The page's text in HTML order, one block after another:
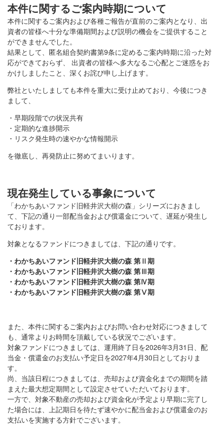
本件に関するご案内時期について
本件に関するご案内および各種ご報告が直前のご案内となり、出
資者の皆様へ十分な準備期間および説明の機会をご提供すること
ができませんでした。
結果として、匿名組合契約書第9条に定めるご案内時期に沿った対
応ができておらず、 出資者の皆様へ多大なるご心配とご迷惑をお
かけしましたこと、深くお詫び申し上げます。
弊社といたしましても本件を重大に受け止めており、今後につき
まして、
・早期段階での状況共有
・定期的な進捗開示
・リスク発生時の速やかな情報開示
を徹底し、再発防止に努めてまいります。
現在発生している事象について
「わかちあいファンド旧軽井沢大樹の森」シリーズにおきまし
て、下記の通り一部配当金および償還金について、遅延が発生し
ております。
対象となるファンドにつきましては、下記の通りです。
・わかちあいファンド旧軽井沢大樹の森 第Ⅱ期
・わかちあいファンド旧軽井沢大樹の森 第Ⅲ期
・わかちあいファンド旧軽井沢大樹の森 第Ⅳ期
・わかちあいファンド旧軽井沢大樹の森 第Ⅴ期
また、本件に関するご案内およびお問い合わせ対応につきまして
も、通常よりお時間を頂戴している状況でございます。
対象ファンドにつきましては、運用終了日を2026年3月31日、配
当金・償還金のお支払い予定日を2027年4月30日としておりま
す。
尚、当該日程につきましては、売却および資金化までの期間を踏
まえた最大想定期間として設定させていただいております。
一方で、対象不動産の売却および資金化が予定より早期に完了し
た場合には、上記期日を待たず速やかに配当金および償還金のお
支払いを実施する方針でございます。